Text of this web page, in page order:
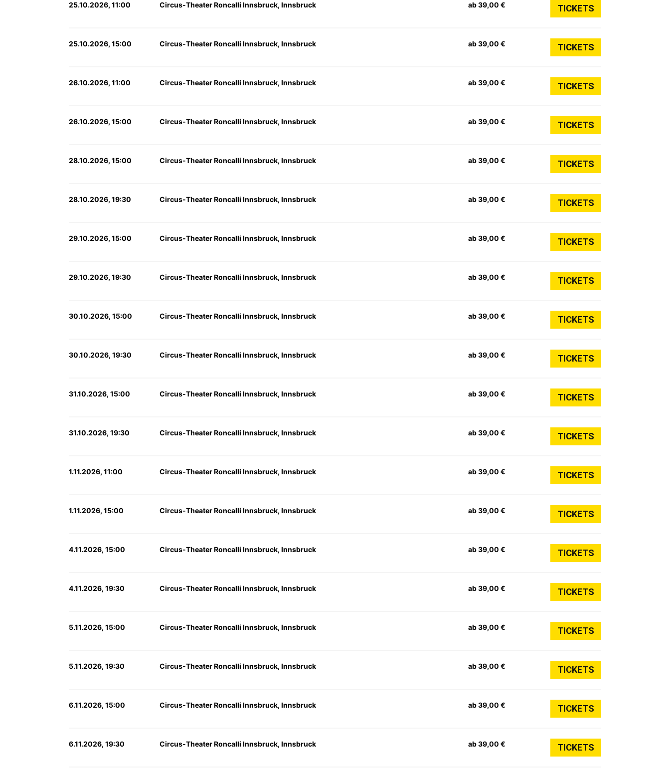
25.10.2026, 11:00 Circus-Theater Roncalli Innsbruck, Innsbruck ab 39,00 € TICKETS
25.10.2026, 15:00 Circus-Theater Roncalli Innsbruck, Innsbruck ab 39,00 € TICKETS
26.10.2026, 11:00 Circus-Theater Roncalli Innsbruck, Innsbruck ab 39,00 € TICKETS
26.10.2026, 15:00 Circus-Theater Roncalli Innsbruck, Innsbruck ab 39,00 € TICKETS
28.10.2026, 15:00 Circus-Theater Roncalli Innsbruck, Innsbruck ab 39,00 € TICKETS
28.10.2026, 19:30 Circus-Theater Roncalli Innsbruck, Innsbruck ab 39,00 € TICKETS
29.10.2026, 15:00 Circus-Theater Roncalli Innsbruck, Innsbruck ab 39,00 € TICKETS
29.10.2026, 19:30 Circus-Theater Roncalli Innsbruck, Innsbruck ab 39,00 € TICKETS
30.10.2026, 15:00 Circus-Theater Roncalli Innsbruck, Innsbruck ab 39,00 € TICKETS
30.10.2026, 19:30 Circus-Theater Roncalli Innsbruck, Innsbruck ab 39,00 € TICKETS
31.10.2026, 15:00 Circus-Theater Roncalli Innsbruck, Innsbruck ab 39,00 € TICKETS
31.10.2026, 19:30 Circus-Theater Roncalli Innsbruck, Innsbruck ab 39,00 € TICKETS
1.11.2026, 11:00 Circus-Theater Roncalli Innsbruck, Innsbruck ab 39,00 € TICKETS
1.11.2026, 15:00 Circus-Theater Roncalli Innsbruck, Innsbruck ab 39,00 € TICKETS
4.11.2026, 15:00 Circus-Theater Roncalli Innsbruck, Innsbruck ab 39,00 € TICKETS
4.11.2026, 19:30 Circus-Theater Roncalli Innsbruck, Innsbruck ab 39,00 € TICKETS
5.11.2026, 15:00 Circus-Theater Roncalli Innsbruck, Innsbruck ab 39,00 € TICKETS
5.11.2026, 19:30 Circus-Theater Roncalli Innsbruck, Innsbruck ab 39,00 € TICKETS
6.11.2026, 15:00 Circus-Theater Roncalli Innsbruck, Innsbruck ab 39,00 € TICKETS
6.11.2026, 19:30 Circus-Theater Roncalli Innsbruck, Innsbruck ab 39,00 € TICKETS